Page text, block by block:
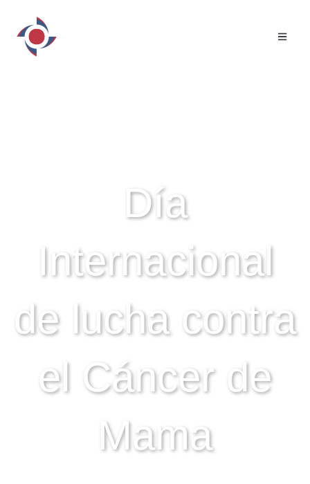
Día
Internacional
de lucha contra
el Cáncer de
Mama